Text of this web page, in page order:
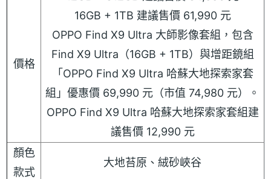
價格
16GB + 1TB 建議售價 61,990 元
OPPO Find X9 Ultra 大師影像套組，包含
Find X9 Ultra（16GB + 1TB）與增距鏡組
「OPPO Find X9 Ultra 哈蘇大地探索家套
組」優惠價 69,990 元（市值 74,980 元）。
OPPO Find X9 Ultra 哈蘇大地探索家套組建
議售價 12,990 元
顏色
款式
大地苔原、絨砂峽谷